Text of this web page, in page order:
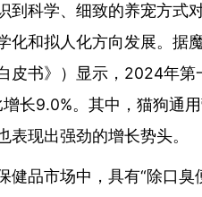
到科学、细致的养宠方式
化和拟人化方向发展。据
皮书》）显示，2024年
长9.0%。其中，猫狗通
现出强劲的增长势头。
健品市场中，具有“除口